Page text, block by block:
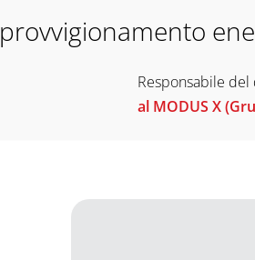
Responsabile
al MODUS X